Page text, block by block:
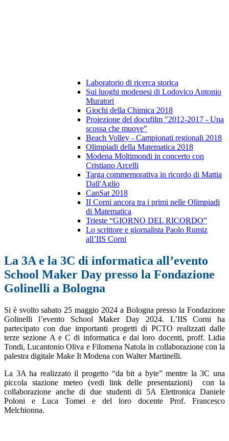
Laboratorio di ricerca storica
Sui luoghi modenesi di Lodovico Antonio
Muratori
Giochi della Chimica 2018
Proiezione del docufilm "2012-2017 - Una
scossa che muove"
Beach Volley - Campionati regionali 2018
Olimpiadi della Matematica 2018
Modena Moltimondi in concerto con
Cristiano Arcelli
Targa commemorativa in ricordo di Mattia
Dall'Aglio
CanSat 2018
II Corni ancora tra i primi nelle Olimpiadi
di Matematica
Trieste “GIORNO DEL RICORDO”
Lo scrittore e giornalista Paolo Rumiz
all’IIS Corni
La 3A e la 3C di informatica all’evento
School Maker Day presso la Fondazione
Golinelli a Bologna
Si è svolto sabato 25 maggio 2024 a Bologna presso la Fondazione
Golinelli l’evento School Maker Day 2024. L’IIS Corni ha
partecipato con due importanti progetti di PCTO realizzati dalle
terze sezione A e C di informatica e dai loro docenti, proff. Lidia
Tondi, Lucantonio Oliva e Filomena Natola in collaborazione con la
palestra digitale Make It Modena con Walter Martinelli.
La 3A ha realizzato il progetto “da bit a byte” mentre la 3C una
piccola stazione meteo (vedi link delle presentazioni) con la
collaborazione anche di due studenti di 5A Elettronica Daniele
Poloni e Luca Tomei e del loro docente Prof. Francesco
Melchionna.